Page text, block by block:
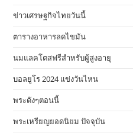
ข่าวเศรษฐกิจไทยวันนี้
ตารางอาหารลดไขมัน
นมแลคโตสฟรีสำหรับผู้สูงอายุ
บอลยูโร 2024 แข่งวันไหน
พระดังๆตอนนี้
พระเหรียญยอดนิยม ปัจจุบัน